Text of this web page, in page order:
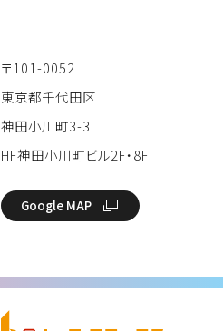
〒101-0052
東京都千代田区
神田小川町3-3
HF神田小川町ビル2F・8F
Google MAP